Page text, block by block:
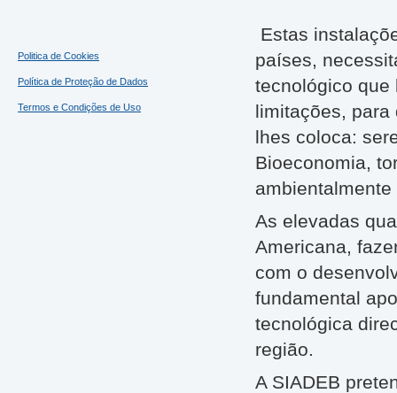
Politica de Cookies
Política de Proteção de Dados
Termos e Condições de Uso
Estas
países,
tecnológico que
limitações, para
lhes coloca:
Bioeconomia,
As elevadas
Americana,
com o
fundamental
tecnológica
região.
A SIADEB